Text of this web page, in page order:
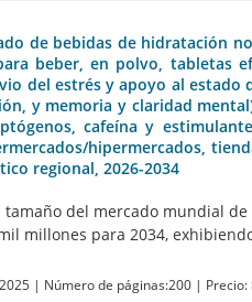
de bebidas de hidratación
beber, en polvo, tabletas
del estrés y apoyo al
y memoria y claridad
cafeína y
hipermercados,
regional, 2026-2034
tamaño del mercado mundial
millones para 2034,
| Número de páginas:200 | Precio: